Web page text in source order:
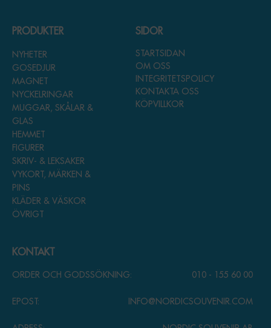
PRODUKTER
NYHETER
GOSEDJUR
MAGNET
NYCKELRINGAR
MUGGAR, SKÅLAR &
GLAS
HEMMET
FIGURER
SKRIV- & LEKSAKER
VYKORT, MÄRKEN &
PINS
KLÄDER & VÄSKOR
ÖVRIGT
SIDOR
STARTSIDAN
OM OSS
INTEGRITETSPOLICY
KONTAKTA OSS
KÖPVILLKOR
KONTAKT
ORDER OCH GODSSÖKNING: 010 - 155 60 00
EPOST: INFO@NORDICSOUVENIR.COM